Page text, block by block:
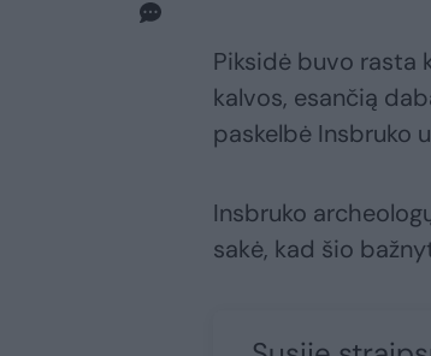
Piksidė buvo rasta
kalvos, esančią
paskelbė Insbruko
Insbruko
sakė, kad šio